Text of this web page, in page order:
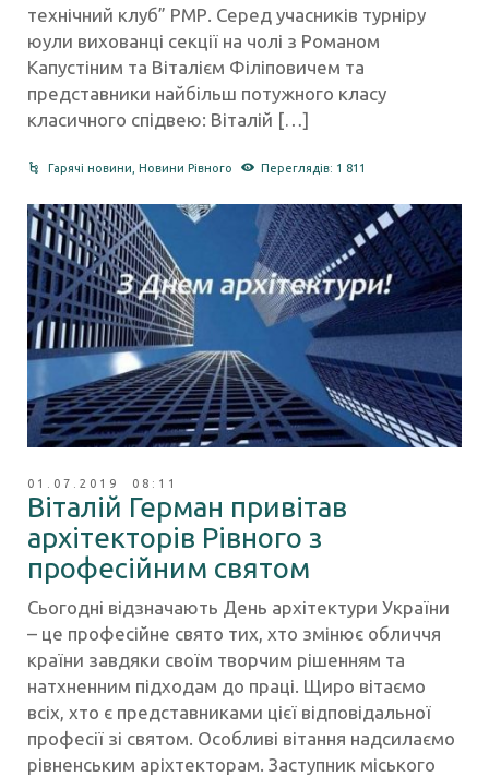
технічний клуб” РМР. Серед учасників турніру
юули вихованці секції на чолі з Романом
Капустіним та Віталієм Філіповичем та
представники найбільш потужного класу
класичного спідвею: Віталій […]
Гарячі новини ,Новини Рівного Переглядів: 1 811
01.07.2019 08:11
Віталій Герман привітав
архітекторів Рівного з
професійним святом
Сьогодні відзначають День архітектури України
– це професійне свято тих, хто змінює обличчя
країни завдяки своїм творчим рішенням та
натхненним підходам до праці. Щиро вітаємо
всіх, хто є представниками цієї відповідальної
професії зі святом. Особливі вітання надсилаємо
рівненським аріхтекторам. Заступник міського